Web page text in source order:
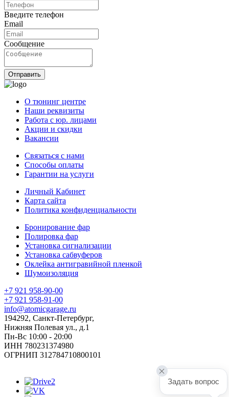
Введите телефон
Email
Сообщение
Отправить
О тюнинг центре
Наши реквизиты
Работа с юр. лицами
Акции и скидки
Вакансии
Связаться с нами
Способы оплаты
Гарантии на услуги
Личный Кабинет
Карта сайта
Политика конфиденциальности
Бронирование фар
Полировка фар
Установка сигнализации
Установка сабвуферов
Оклейка антигравийной пленкой
Шумоизоляция
+7 921 958-90-00
+7 921 958-91-00
info@atomicgarage.ru
194292, Санкт-Петербург,
Нижняя Полевая ул., д.1
Пн-Вс 10:00 - 20:00
ИНН 780231374980
ОГРНИП 312784710800101
Задать вопрос